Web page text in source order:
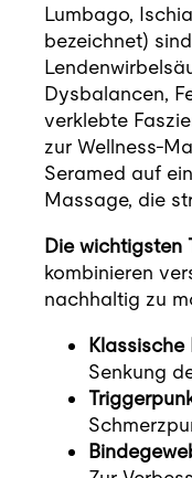
Lumbago,
bezeichnet)
Dysbalancen,
verklebte
zur Wellness-
Seramed auf
Massage, die
Die wichtigsten
kombinieren
nachhaltig zu
Senkung